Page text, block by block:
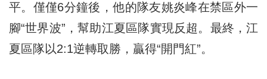
平。僅僅6分鐘後，他的隊友姚炎峰在禁區外一
腳“世界波”，幫助江夏區隊實現反超。最終，江
夏區隊以2:1逆轉取勝，贏得“開門紅”。